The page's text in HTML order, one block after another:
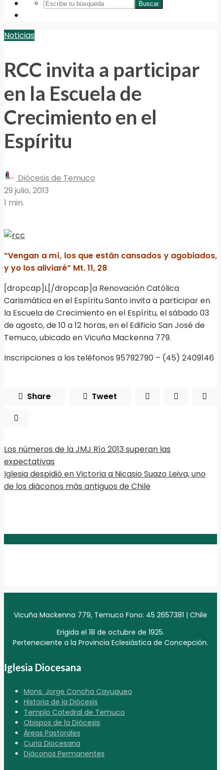
Buscar
Noticias
RCC invita a participar
en la Escuela de
Crecimiento en el
Espíritu
Diócesis de Temuco
29 julio, 2013
1 min.
“Vengan a mí, los que están cansados y agobiados,
y yo los aliviaré” Mt. 11, 28
[dropcap]L[/dropcap]a Renovación Católica
Carismática en el Espíritu Santo invita a participar en
la Escuela de Crecimiento en el Espíritu, el sábado 03
de agosto, de 10 a 12 horas, en el Edificio San José de
Temuco, ubicado en Vicuña Mackenna 779.
Inscripciones a los teléfonos 95792790 – (45) 2409146
Share Tweet
Los números de la JMJ Río 2013 superan las
expectativas
Iglesia despidió en Victoria a Nicasio Suazo Leiva, uno
de los diáconos más antiguos de Chile
Vicuña Mackenna 779, Temuco Fono: 45 2657381 | Chile
Erigida el 18 de octubre de 1925.
Perteneciente a la Provincia Eclesiástica de Concepción.
Iglesia Diocesana
Mons. Jorge Concha Cayuqueo
Historia de la Diócesis
Templo Catedral de Temuco
Obispos de la Diócesis
Áreas Pastorales
Curia Diocesana
Diáconos Permanentes